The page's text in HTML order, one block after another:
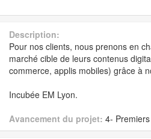
Description:
Pour nos clients, nous prenons en
marché cible de leurs contenus
commerce, applis mobiles) grâce à
Incubée EM Lyon.
Avancement du projet: 4-